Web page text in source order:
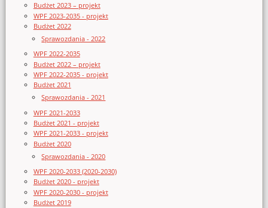
Budżet 2023 – projekt
WPF 2023-2035 - projekt
Budżet 2022
Sprawozdania - 2022
WPF 2022-2035
Budżet 2022 – projekt
WPF 2022-2035 - projekt
Budżet 2021
Sprawozdania - 2021
WPF 2021-2033
Budżet 2021 - projekt
WPF 2021-2033 - projekt
Budżet 2020
Sprawozdania - 2020
WPF 2020-2033 (2020-2030)
Budżet 2020 - projekt
WPF 2020-2030 - projekt
Budżet 2019